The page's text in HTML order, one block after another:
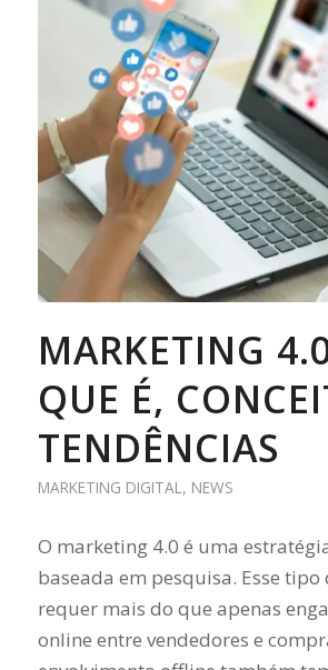
MARKETING
QUE É,
TENDÊNCIAS
MARKETING DIGITAL, NEWS
O marketing 4.0 é uma
baseada em pesquisa. Esse
requer mais do que apenas
online entre vendedores e